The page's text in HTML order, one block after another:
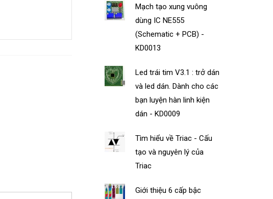
Mạch tạo xung vuông
dùng IC NE555
(Schematic + PCB) -
KD0013
Led trái tim V3.1 : trở dán
và led dán. Dành cho các
bạn luyện hàn linh kiện
dán - KD0009
Tìm hiểu về Triac - Cấu
tạo và nguyên lý của
Triac
Giới thiệu 6 cấp bậc